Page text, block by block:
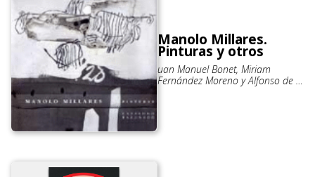
Manolo Millares.
Pinturas y otros
uan Manuel Bonet, Miriam
Fernández Moreno y Alfonso de la